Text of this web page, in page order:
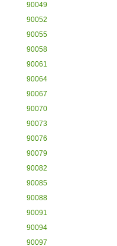
90049
90052
90055
90058
90061
90064
90067
90070
90073
90076
90079
90082
90085
90088
90091
90094
90097